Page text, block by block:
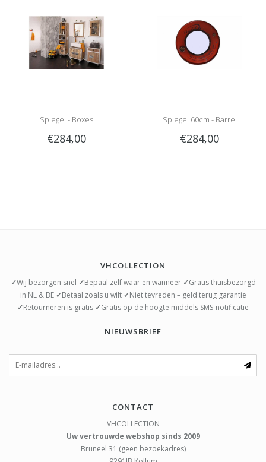
Spiegel - Boxes
€284,00
Spiegel 60cm - Barrel
€284,00
VHCOLLECTION
✓Wij bezorgen snel ✓Bepaal zelf waar en wanneer ✓Gratis thuisbezorgd
in NL & BE ✓Betaal zoals u wilt ✓Niet tevreden – geld terug garantie
✓Retourneren is gratis ✓Gratis op de hoogte middels SMS-notificatie
NIEUWSBRIEF
CONTACT
VHCOLLECTION
Uw vertrouwde webshop sinds 2009
Bruneel 31 (geen bezoekadres)